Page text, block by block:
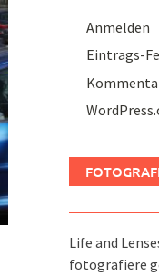
Anmelden
Eintrags-
Life and
fotografiere